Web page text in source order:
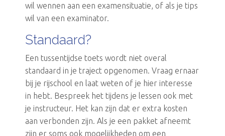
wil wennen aan een examensituatie, of als je tips
wil van een examinator.
Standaard?
Een tussentijdse toets wordt niet overal
standaard in je traject opgenomen. Vraag ernaar
bij je rijschool en laat weten of je hier interesse
in hebt. Bespreek het tijdens je lessen ook met
je instructeur. Het kan zijn dat er extra kosten
aan verbonden zijn. Als je een pakket afneemt
zijn er soms ook mogelijkheden om een